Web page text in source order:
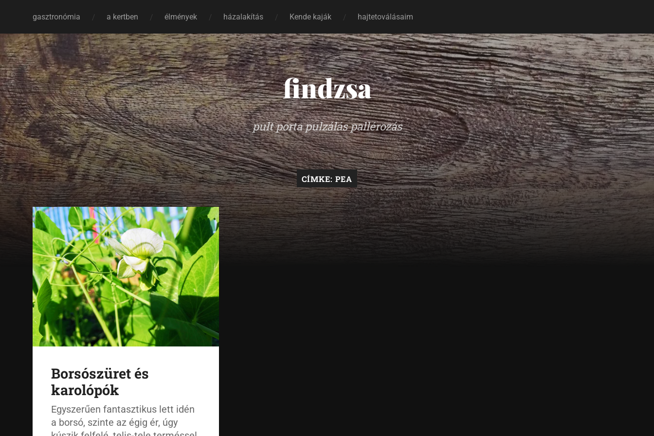
gasztronómia a kertben élmények házalakítás Kende kaják hajtetoválásaim
findzsa
pult porta pulzálás pallérozás
CÍMKE: PEA
Borsószüret és
karolópók
Egyszerűen fantasztikus lett idén
a borsó, szinte az égig ér, úgy